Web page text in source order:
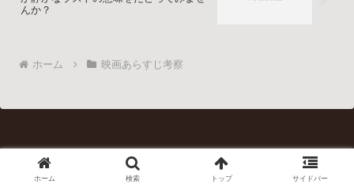
んか？
ホーム 映画あらすじ考察
ホーム 検索 トップ サイドバー